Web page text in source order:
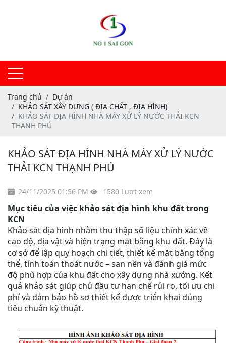
Trang chủ
Dự án
KHẢO SÁT XÂY DỰNG ( ĐỊA CHẤT , ĐỊA HÌNH)
KHẢO SÁT ĐỊA HÌNH NHÀ MÁY XỬ LÝ NƯỚC THẢI KCN
THẠNH PHÚ
KHẢO SÁT ĐỊA HÌNH NHÀ MÁY XỬ LÝ NƯỚC
THẢI KCN THẠNH PHÚ
24/11/2025 01:56 PM 1580 Lượt xem
Mục tiêu của việc khảo sát địa hình khu đất trong
KCN
Khảo sát địa hình nhằm thu thập số liệu chính xác về
cao độ, địa vật và hiện trạng mặt bằng khu đất. Đây là
cơ sở để lập quy hoạch chi tiết, thiết kế mặt bằng tổng
thể, tính toán thoát nước – san nền và đánh giá mức
độ phù hợp của khu đất cho xây dựng nhà xưởng. Kết
quả khảo sát giúp chủ đầu tư hạn chế rủi ro, tối ưu chi
phí và đảm bảo hồ sơ thiết kế được triển khai đúng
tiêu chuẩn kỹ thuật.